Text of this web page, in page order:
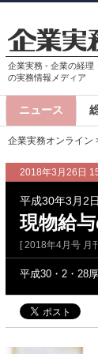
企業実務 - 企業の経理
の実務情報メディア
ニュース
企業実務オンライン
2018年3月26日
平成30年3月2
現物給
[ 2018年4月号 月
平成30・2・28